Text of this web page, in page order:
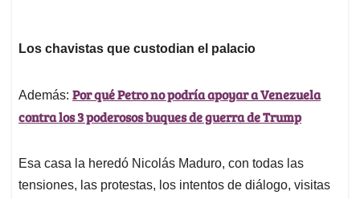
Los chavistas que custodian el palacio
Además: Por qué Petro no podría apoyar a Venezuela
contra los 3 poderosos buques de guerra de Trump
Esa casa la heredó Nicolás Maduro, con todas las
tensiones, las protestas, los intentos de diálogo, visitas